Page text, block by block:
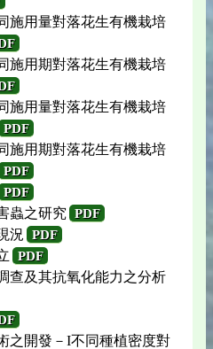
施用量對落花生有機栽培
施用期對落花生有機栽培
施用量對落花生有機栽培
PDF
施用期對落花生有機栽培
PDF
PDF
蟲之研究 PDF
況 PDF
PDF
查及其抗氧化能力之分析
之開發－I不同種植密度對